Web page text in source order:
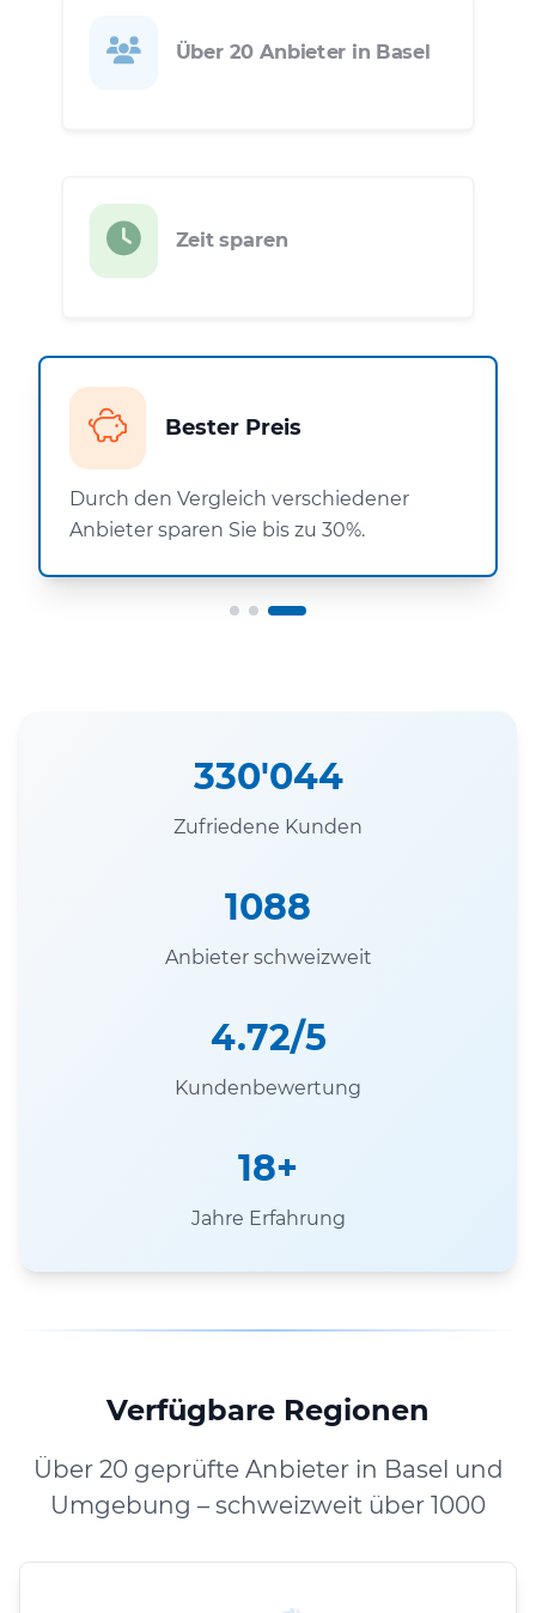
Über 20 Anbieter in Basel
Zeit sparen
Bester Preis
Durch den Vergleich verschiedener
Anbieter sparen Sie bis zu 30%.
330'044
Zufriedene Kunden
1088
Anbieter schweizweit
4.72/5
Kundenbewertung
18+
Jahre Erfahrung
Verfügbare Regionen
Über 20 geprüfte Anbieter in Basel und
Umgebung – schweizweit über 1000